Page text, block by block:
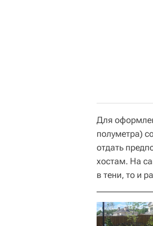
Для
полуметра)
отдать
хостам. На
в тени, то и